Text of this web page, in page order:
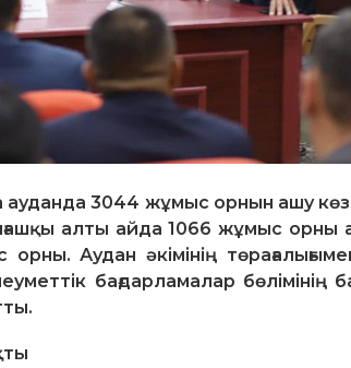
3044 жұмыс орнын ашу
алты айда 1066 жұмыс орны
Аудан әкімінің
бағдарламалар бөлімінің